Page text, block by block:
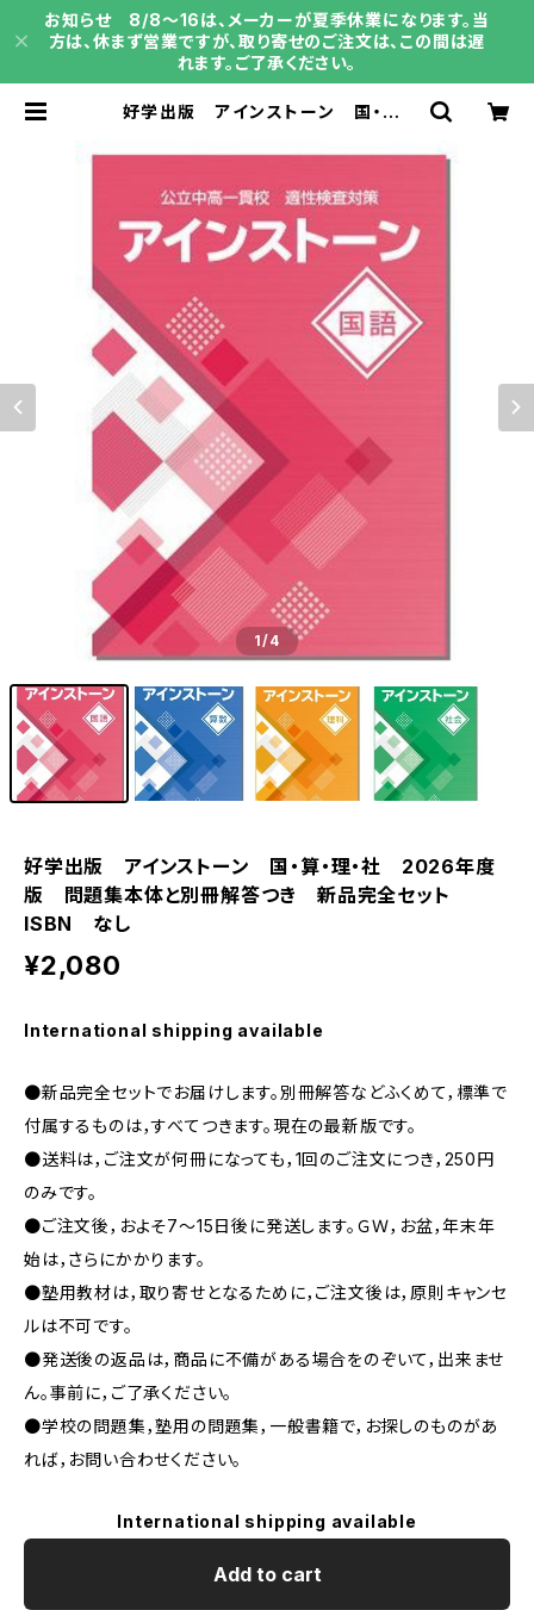
お知らせ 8/8～16は、メーカーが夏季休業になります。当
方は、休まず営業ですが、取り寄せのご注文は、この間は遅
れます。ご了承ください。
好学出版 アインストーン 国・算・
別冊解答つき 新品完全セット ISB
1/4
好学出版 アインストーン 国・算・理・社 2026年度
版 問題集本体と別冊解答つき 新品完全セット
ISBN なし
¥2,080
International shipping available
●新品完全セットでお届けします。別冊解答などふくめて，標準で
付属するものは，すべてつきます。現在の最新版です。
●送料は，ご注文が何冊になっても，1回のご注文につき，250円
のみです。
●ご注文後，およそ7〜15日後に発送します。ＧＷ，お盆，年末年
始は，さらにかかります。
●塾用教材は，取り寄せとなるために，ご注文後は，原則キャンセ
ルは不可です。
●発送後の返品は，商品に不備がある場合をのぞいて，出来ませ
ん。事前に，ご了承ください。
●学校の問題集，塾用の問題集，一般書籍で，お探しのものがあ
れば，お問い合わせください。
International shipping available
Add to cart